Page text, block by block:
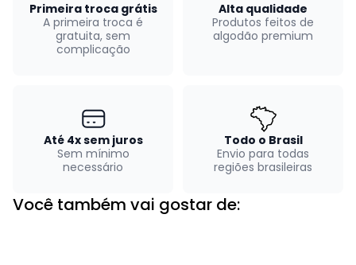
Primeira troca grátis
A primeira troca é
gratuita, sem
complicação
Alta qualidade
Produtos feitos de
algodão premium
Até 4x sem juros
Sem mínimo
necessário
Todo o Brasil
Envio para todas
regiões brasileiras
Você também vai gostar de: